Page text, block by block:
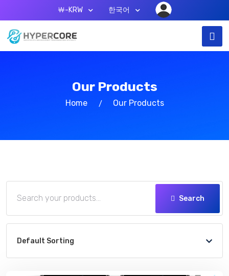
￦-KRW 한국어
Our Products
Home Our Products
Search
Default Sorting